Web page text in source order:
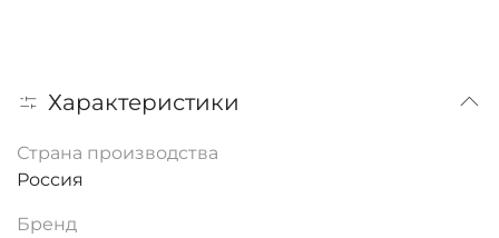
Характеристики
Страна производства
Россия
Бренд